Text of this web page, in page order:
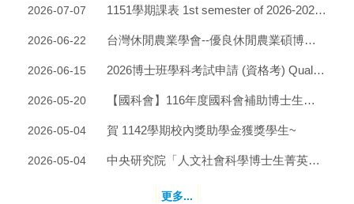
2026-07-07 1151學期課表 1st semester of 2026-2027 Academic Year curriculum
2026-06-22 台灣休閒農業學會--優良休閒農業碩博士論文獎勵 歡迎踴躍申請(收件截止115/10/31)
2026-06-15 2026博士班學科考試申請 (資格考) Qualifying Exams Application
2026-05-20 【國科會】116年度國科會補助博士生及博士後赴國外研究案-- 自115年6月1日起受理線上申請至7月31日中午12時止
2026-05-04 賀 1142學期校內獎助學金獲獎學生~
2026-05-04 中央研究院「人文社會科學博士生菁英獎學金」自115年5月15日起至6月15日止受理線上申請
更多...